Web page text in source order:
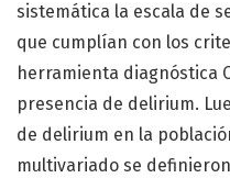
sistemática la escala de
que cumplían con los
herramienta diagnóstica
presencia de delirium.
de delirium en la
multivariado se